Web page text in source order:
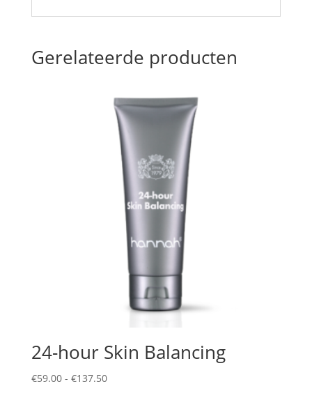
Gerelateerde producten
24-hour Skin Balancing
€59.00 - €137.50Prijsklasse: